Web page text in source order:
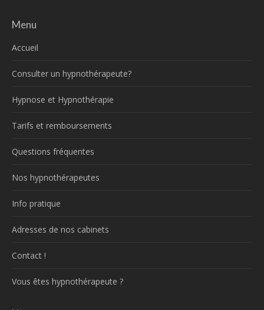
Menu
Accueil
Consulter un hypnothérapeute?
Hypnose et Hypnothérapie
Tarifs et remboursements
Questions fréquentes
Nos hypnothérapeutes
Info pratique
Adresses de nos cabinets
Contact !
Vous êtes hypnothérapeute ?